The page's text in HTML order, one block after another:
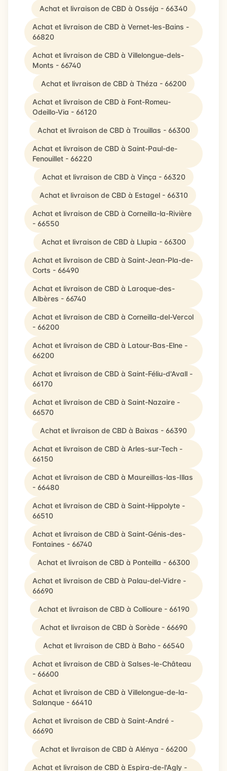
Achat et livraison de CBD à Osséja - 66340
Achat et livraison de CBD à Vernet-les-Bains -
66820
Achat et livraison de CBD à Villelongue-dels-
Monts - 66740
Achat et livraison de CBD à Théza - 66200
Achat et livraison de CBD à Font-Romeu-
Odeillo-Via - 66120
Achat et livraison de CBD à Trouillas - 66300
Achat et livraison de CBD à Saint-Paul-de-
Fenouillet - 66220
Achat et livraison de CBD à Vinça - 66320
Achat et livraison de CBD à Estagel - 66310
Achat et livraison de CBD à Corneilla-la-Rivière
- 66550
Achat et livraison de CBD à Llupia - 66300
Achat et livraison de CBD à Saint-Jean-Pla-de-
Corts - 66490
Achat et livraison de CBD à Laroque-des-
Albères - 66740
Achat et livraison de CBD à Corneilla-del-Vercol
- 66200
Achat et livraison de CBD à Latour-Bas-Elne -
66200
Achat et livraison de CBD à Saint-Féliu-d'Avall -
66170
Achat et livraison de CBD à Saint-Nazaire -
66570
Achat et livraison de CBD à Baixas - 66390
Achat et livraison de CBD à Arles-sur-Tech -
66150
Achat et livraison de CBD à Maureillas-las-Illas
- 66480
Achat et livraison de CBD à Saint-Hippolyte -
66510
Achat et livraison de CBD à Saint-Génis-des-
Fontaines - 66740
Achat et livraison de CBD à Ponteilla - 66300
Achat et livraison de CBD à Palau-del-Vidre -
66690
Achat et livraison de CBD à Collioure - 66190
Achat et livraison de CBD à Sorède - 66690
Achat et livraison de CBD à Baho - 66540
Achat et livraison de CBD à Salses-le-Château
- 66600
Achat et livraison de CBD à Villelongue-de-la-
Salanque - 66410
Achat et livraison de CBD à Saint-André -
66690
Achat et livraison de CBD à Alénya - 66200
Achat et livraison de CBD à Espira-de-l'Agly -